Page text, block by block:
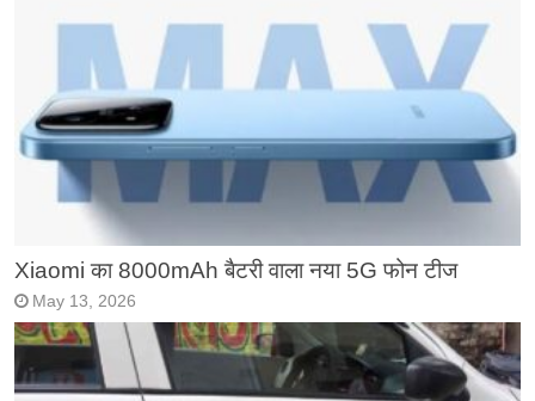
Xiaomi का 8000mAh बैटरी वाला नया 5G फोन टीज
May 13, 2026